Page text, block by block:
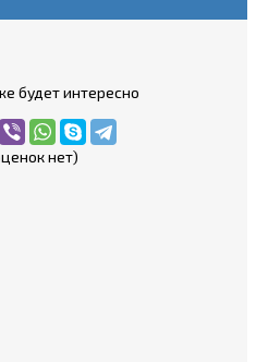
будет интересно
нет)